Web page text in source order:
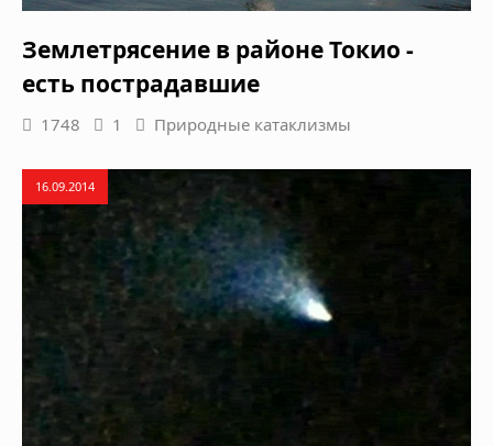
Землетрясение в районе Токио -
есть пострадавшие
1748 1 Природные катаклизмы
16.09.2014